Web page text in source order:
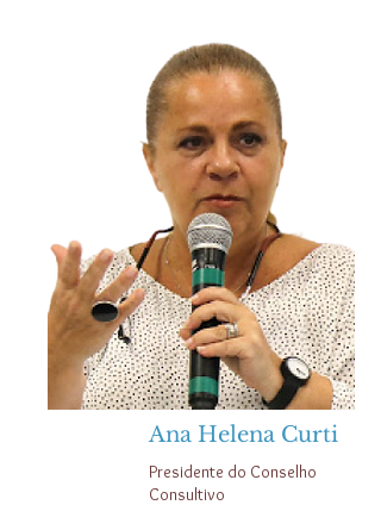
Ana Helena Curti
Presidente do Conselho
Consultivo